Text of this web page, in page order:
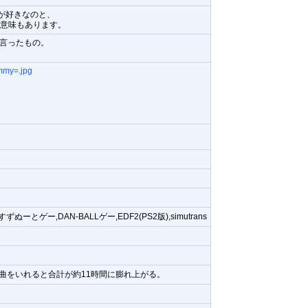
きなのと、
味もあります。
ったもの。
ぬーとゲー,DAN-BALLゲー,EDF2(PS2版),simutrans
いれると合計が約11時間に膨れ上がる。